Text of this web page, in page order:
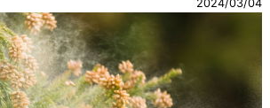
2024/03/04